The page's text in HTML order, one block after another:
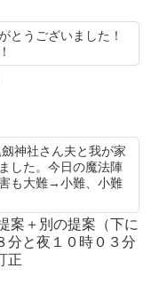
とうございました！
神社さん夫と我が家
した。今日の魔法陣
も大難→小難、小難
案＋別の提案（下に
と夜１０時０３分
正